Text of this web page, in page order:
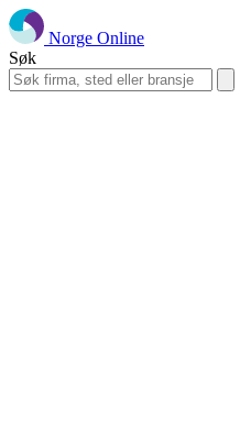
Norge Online
Søk